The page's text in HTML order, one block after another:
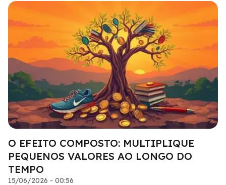
O EFEITO COMPOSTO: MULTIPLIQUE
PEQUENOS VALORES AO LONGO DO
TEMPO
15/06/2026 - 00:56